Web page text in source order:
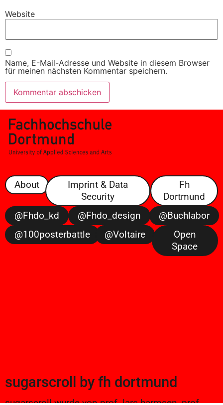
Website
Name, E-Mail-Adresse und Website in diesem Browser
für meinen nächsten Kommentar speichern.
About
Imprint & Data
Security
Fh
Dortmund
@fhdo_kd
@fhdo_design
@buchlabor
@100posterbattle
@voltaire
Open
Space
sugarscroll by fh dortmund